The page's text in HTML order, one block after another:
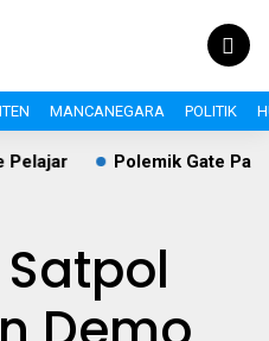
MANCANEGARA POLITIK
Polemik Gate Parkir